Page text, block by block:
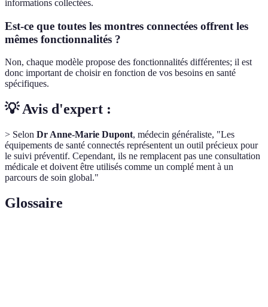
informations collectées.
Est-ce que toutes les montres connectées offrent les
mêmes fonctionnalités ?
Non, chaque modèle propose des fonctionnalités différentes; il est
donc important de choisir en fonction de vos besoins en santé
spécifiques.
💡 Avis d'expert :
> Selon Dr Anne-Marie Dupont, médecin généraliste, "Les
équipements de santé connectés représentent un outil précieux pour
le suivi préventif. Cependant, ils ne remplacent pas une consultation
médicale et doivent être utilisés comme un complé ment à un
parcours de soin global."
Glossaire